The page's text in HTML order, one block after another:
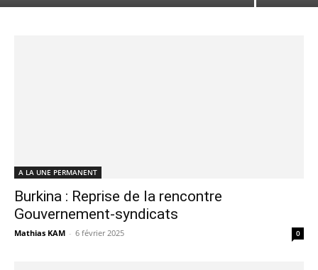
A LA UNE PERMANENT
Burkina : Reprise de la rencontre
Gouvernement-syndicats
Mathias KAM - 6 février 2025 0